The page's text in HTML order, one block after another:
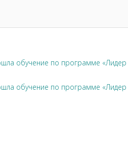
обучение по программе «Лидер
обучение по программе «Лидер